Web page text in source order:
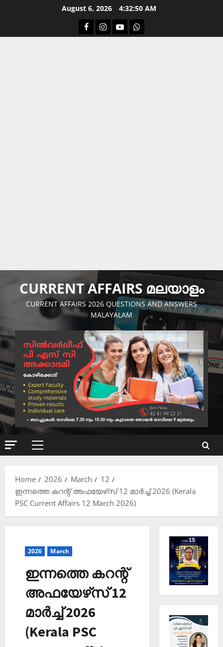
August 6, 2026 4:32:51 AM
Facebook
Instagram
YoutubeWhatsapp
CURRENT AFFAIRS മലയാളം
CURRENT AFFAIRS 2026 QUESTIONS AND ANSWERS
MALAYALAM
Primary
Home
2026 March
12
ഇന്നത്തെ കറന്റ് അഫയേഴ്‌സ് 12 മാര്‍ച്ച്‌ 2026 (Kerala
PSC Current Affairs 12 March 2026)
2026 March
ഇന്നത്തെ കറന്റ്
അഫയേഴ്‌സ് 12
മാര്‍ച്ച്‌ 2026
(Kerala PSC